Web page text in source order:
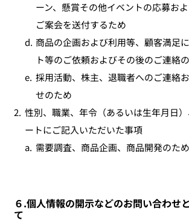
ーン、懸賞その他イベントの応募お
ご案会を送付するため
d. 商品の企画および利用等、顧客満足
ト等のご依頼およびその後のご連絡
e. 採用活動、株主、退職者へのご連絡
せのため
2. 性別、職業、年令（あるいは生年月日
ートにご記入いただいた事項
a. 需要調査、商品企画、商品開発のため
６.個人情報の開示などのお問い合わせ
て